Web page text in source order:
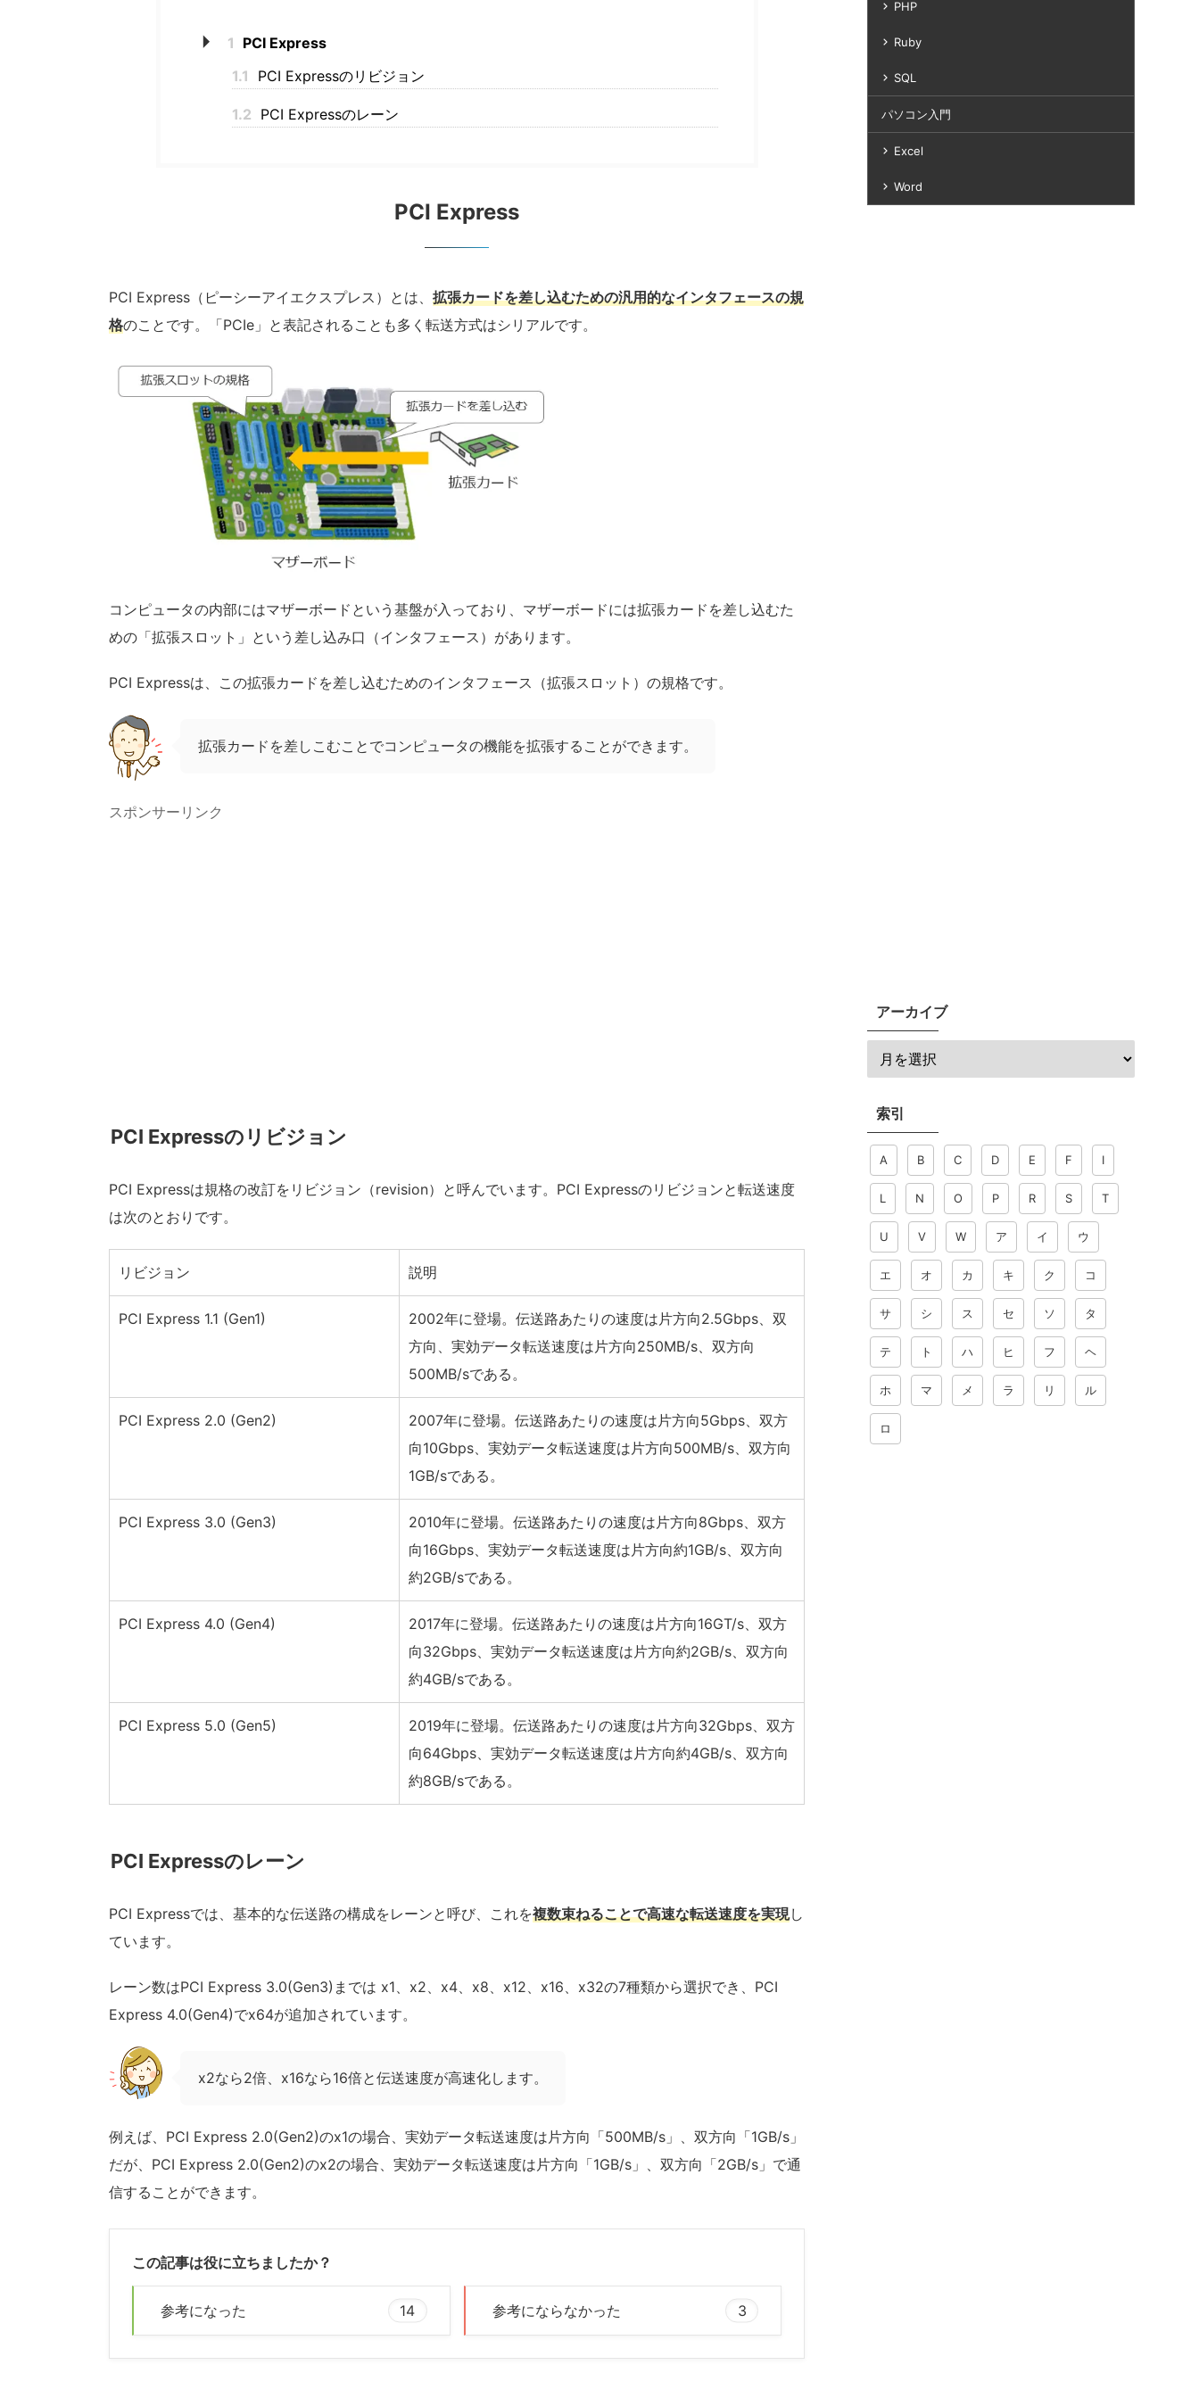
1 PCI Express
1.1
PCI Expressのリビジョン
1.2 PCI Expressのレーン
PCI Express
PCI Express（ピーシーアイエクスプレス）とは、 拡張カードを差し込むための汎用的なインタフェースの規
格のことです。「PCIe」と表記されることも多く転送方式はシリアルです。
コンピュータの内部にはマザーボードという基盤が入っており、マザーボードには拡張カードを差し込むた
めの「拡張スロット」という差し込み口（インタフェース）があります。
PCI Expressは、この拡張カードを差し込むためのインタフェース（拡張スロット）の規格です。
拡張カードを差しこむことでコンピュータの機能を拡張することができます。
スポンサーリンク
PCI Expressのリビジョン
PCI Expressは規格の改訂をリビジョン（revision）と呼んでいます。PCI Expressのリビジョンと転送速度
は次のとおりです。
リビジョン 説明
PCI Express 1.1 (Gen1)
2002年に登場。伝送路あたりの速度は片方向2.5Gbps、双
方向、実効データ転送速度は片方向250MB/s、双方向
500MB/sである。
PCI Express 2.0 (Gen2)
2007年に登場。伝送路あたりの速度は片方向5Gbps、双方
向10Gbps、実効データ転送速度は片方向500MB/s、双方向
1GB/sである。
PCI Express 3.0 (Gen3)
2010年に登場。伝送路あたりの速度は片方向8Gbps、双方
向16Gbps、実効データ転送速度は片方向約1GB/s、双方向
約2GB/sである。
PCI Express 4.0 (Gen4)
2017年に登場。伝送路あたりの速度は片方向16GT/s、双方
向32Gbps、実効データ転送速度は片方向約2GB/s、双方向
約4GB/sである。
PCI Express 5.0 (Gen5)
2019年に登場。伝送路あたりの速度は片方向32Gbps、双方
向64Gbps、実効データ転送速度は片方向約4GB/s、双方向
約8GB/sである。
PCI Expressのレーン
PCI Expressでは、基本的な伝送路の構成をレーンと呼び、これを複数束ねることで高速な転送速度を実現し
ています。
レーン数はPCI Express 3.0(Gen3)までは x1、x2、x4、x8、x12、x16、x32の7種類から選択でき、PCI
Express 4.0(Gen4)でx64が追加されています。
x2なら2倍、x16なら16倍と伝送速度が高速化します。
例えば、PCI Express 2.0(Gen2)のx1の場合、実効データ転送速度は片方向「500MB/s」、双方向「1GB/s」
だが、PCI Express 2.0(Gen2)のx2の場合、実効データ転送速度は片方向「1GB/s」、双方向「2GB/s」で通
信することができます。
この記事は役に立ちましたか？
参考になった 14 参考にならなかった 3
PHP
Ruby
SQL
パソコン入門
Excel
Word
アーカイブ
索引
A B C D E F I
L N O P R S T
U V W ア イ ウ
エ オ カ キ ク コ
サ シ ス セ ソ タ
テ ト ハ ヒ フ ヘ
ホ マ メ ラ リ ル
ロ